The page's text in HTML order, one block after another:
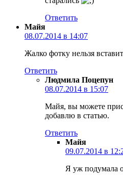
Ответить
Майя
08.07.2014 в 14:07
Жалко фотку нельзя
Ответить
Людмила Поцепун
08.07.2014 в 15:07
Майя, вы можете
добавлю в статью.
Ответить
Майя
09.07.2014 в
Я уж подумала